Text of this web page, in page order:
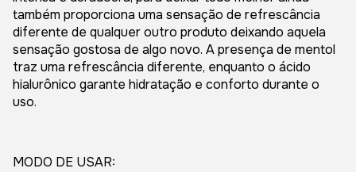
também proporciona uma sensação de refrescância
diferente de qualquer outro produto deixando aquela
sensação gostosa de algo novo. A presença de mentol
traz uma refrescância diferente, enquanto o ácido
hialurônico garante hidratação e conforto durante o
uso.
MODO DE USAR: